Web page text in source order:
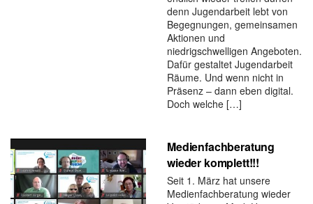
denn Jugendarbeit lebt von
Begegnungen, gemeinsamen
Aktionen und
niedrigschwelligen Angeboten.
Dafür gestaltet Jugendarbeit
Räume. Und wenn nicht in
Präsenz – dann eben digital.
Doch welche […]
Medienfachberatung
wieder komplett!!!
Seit 1. März hat unsere
Medienfachberatung wieder